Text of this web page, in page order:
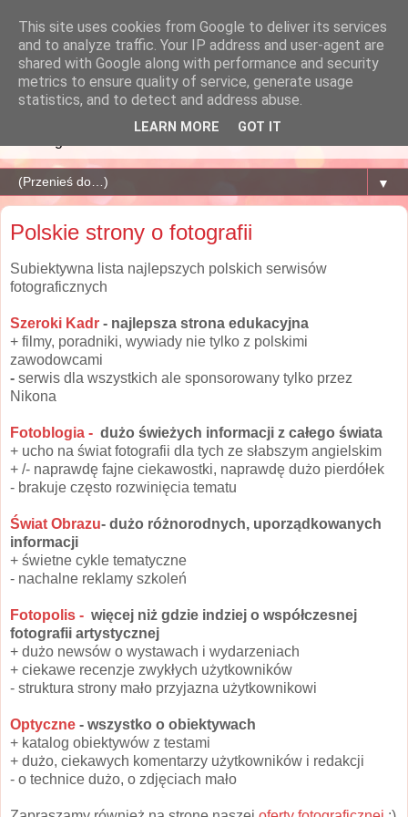
Jak nakręcamy świat? Tak
jak w Filmie
Warsztaty Porady Przykłady Produkcji Filmów Fotografii
▼
Polskie strony o fotografii
Subiektywna lista najlepszych polskich serwisów
fotograficznych
Szeroki Kadr - najlepsza strona edukacyjna
+ filmy, poradniki, wywiady nie tylko z polskimi
zawodowcami
- serwis dla wszystkich ale sponsorowany tylko przez
Nikona
Fotoblogia - dużo świeżych informacji z całego świata
+ ucho na świat fotografii dla tych ze słabszym angielskim
+ /- naprawdę fajne ciekawostki, naprawdę dużo pierdółek
- brakuje często rozwinięcia tematu
Świat Obrazu- dużo różnorodnych, uporządkowanych
informacji
+ świetne cykle tematyczne
- nachalne reklamy szkoleń
Fotopolis - więcej niż gdzie indziej o współczesnej
fotografii artystycznej
+ dużo newsów o wystawach i wydarzeniach
+ ciekawe recenzje zwykłych użytkowników
- struktura strony mało przyjazna użytkownikowi
Optyczne - wszystko o obiektywach
+ katalog obiektywów z testami
+ dużo, ciekawych komentarzy użytkowników i redakcji
- o technice dużo, o zdjęciach mało
This site uses cookies from Google to deliver its services
and to analyze traffic. Your IP address and user-agent are
shared with Google along with performance and security
metrics to ensure quality of service, generate usage
statistics, and to detect and address abuse.
LEARN MORE GOT IT